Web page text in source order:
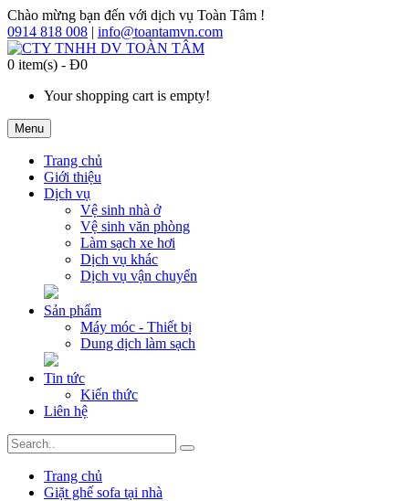
Chào mừng bạn đến với dịch vụ Toàn Tâm !
0914 818 008 | info@toantamvn.com
0 item(s) - Đ0
Your shopping cart is empty!
Menu
Trang chủ
Giới thiệu
Dịch vụ
Vệ sinh nhà ở
Vệ sinh văn phòng
Làm sạch xe hơi
Dịch vụ khác
Dịch vụ vận chuyển
Sản phẩm
Máy móc - Thiết bị
Dung dịch làm sạch
Tin tức
Kiến thức
Liên hệ
Trang chủ
Giặt ghế sofa tại nhà